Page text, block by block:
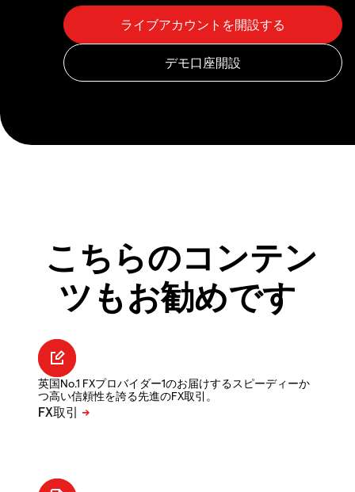
こちらのコンテン
ツもお勧めです
英国No.1 FXプロバイダー1のお届けするスピーディーか
つ高い信頼性を誇る先進のFX取引。